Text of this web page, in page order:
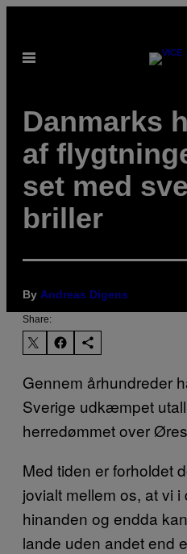
content
Open
Danmarks
af
set med
briller
By Andreas Digens
Share:
Gennem århundreder
Sverige udkæmpet
herredømmet over
Med tiden er forholdet
jovialt mellem os, at vi
hinanden og endda
lande uden andet end